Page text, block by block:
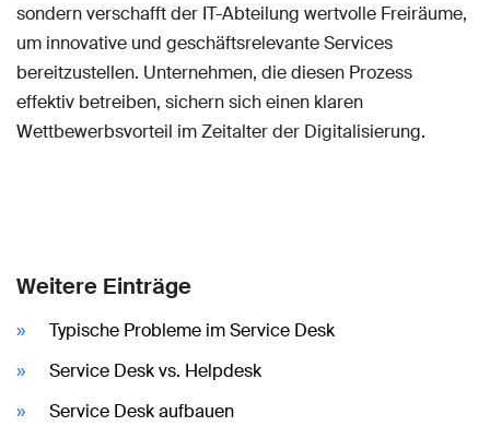
sondern verschafft der IT-Abteilung wertvolle Freiräume,
um innovative und geschäftsrelevante Services
bereitzustellen. Unternehmen, die diesen Prozess
effektiv betreiben, sichern sich einen klaren
Wettbewerbsvorteil im Zeitalter der Digitalisierung.
Weitere Einträge
Typische Probleme im Service Desk
Service Desk vs. Helpdesk
Service Desk aufbauen